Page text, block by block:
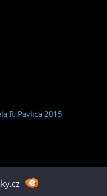
Pavlica 2015